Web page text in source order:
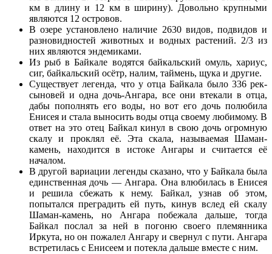
км в длину и 12 км в ширину). Довольно крупными
являются 12 островов.
В озере установлено наличие 2630 видов, подвидов и
разновидностей животных и водных растений. 2/3 из
них являются эндемиками.
Из рыб в Байкале водятся байкальский омуль, хариус,
сиг, байкальский осётр, налим, таймень, щука и другие.
Существует легенда, что у отца Байкала было 336 рек-
сыновей и одна дочь-Ангара, все они втекали в отца,
дабы пополнять его воды, но вот его дочь полюбила
Енисея и стала выносить воды отца своему любимому. В
ответ на это отец Байкал кинул в свою дочь огромную
скалу и проклял её. Эта скала, называемая Шаман-
камень, находится в истоке Ангары и считается её
началом.
В другой вариации легенды сказано, что у Байкала была
единственная дочь — Ангара. Она влюбилась в Енисея
и решила сбежать к нему. Байкал, узнав об этом,
попытался преградить ей путь, кинув вслед ей скалу
Шаман-камень, но Ангара побежала дальше, тогда
Байкал послал за ней в погоню своего племянника
Иркута, но он пожалел Ангару и свернул с пути. Ангара
встретилась с Енисеем и потекла дальше вместе с ним.